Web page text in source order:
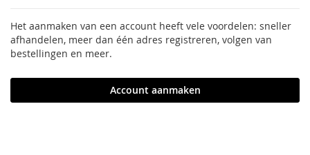
Het aanmaken van een account heeft vele voordelen: sneller
afhandelen, meer dan één adres registreren, volgen van
bestellingen en meer.
Account aanmaken